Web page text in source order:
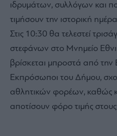
ιδρυμάτων, συλλόγων και
τιμήσουν την ιστορική
Στις 10:30 θα τελεστεί
στεφάνων στο Μνημείο
βρίσκεται μπροστά από την
Εκπρόσωποι του Δήμου,
αθλητικών φορέων, καθώς
αποτίσουν φόρο τιμής